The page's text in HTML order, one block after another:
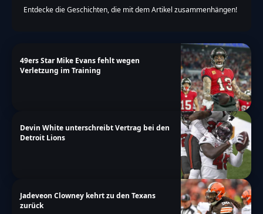
Entdecke die Geschichten, die mit dem Artikel zusammenhängen!
49ers Star Mike Evans fehlt wegen
Verletzung im Training
Devin White unterschreibt Vertrag bei den
Detroit Lions
Jadeveon Clowney kehrt zu den Texans
zurück